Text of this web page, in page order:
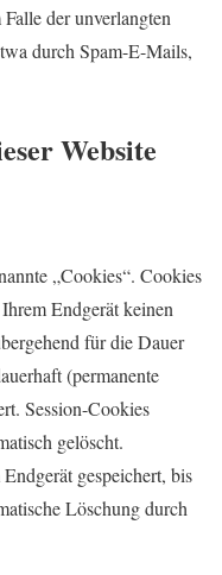
der unverlangten
durch Spam-E-Mails,
Website
„Cookies“. Cookies
Endgerät keinen
für die Dauer
(permanente
Session-Cookies
gelöscht.
gespeichert, bis
Löschung durch